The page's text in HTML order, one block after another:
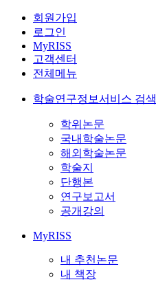
회원가입
로그인
MyRISS
고객센터
전체메뉴
학술연구정보서비스 검색
학위논문
국내학술논문
해외학술논문
학술지
단행본
연구보고서
공개강의
MyRISS
내 추천논문
내 책장